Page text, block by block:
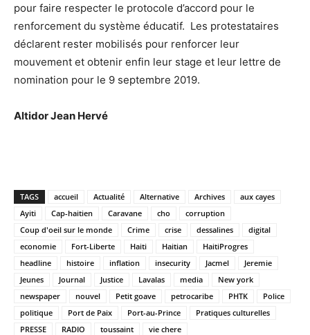
pour faire respecter le protocole d’accord pour le
renforcement du système éducatif. Les protestataires
déclarent rester mobilisés pour renforcer leur
mouvement et obtenir enfin leur stage et leur lettre de
nomination pour le 9 septembre 2019.
Altidor Jean Hervé
TAGS accueil Actualité Alternative Archives
aux cayes
Ayiti
Cap-haitien Caravane cho
corruption
Coup d'oeil sur le monde
Crime crise dessalines
digital
economie
Fort-Liberte Haiti Haitian
HaitiProgres
headline
histoire inflation insecurity Jacmel
Jeremie
Jeunes
Journal Justice Lavalas media
New york
newspaper
nouvel Petit goave petrocaribe PHTK
Police
politique
Port de Paix Port-au-Prince
Pratiques culturelles
PRESSE
RADIO toussaint vie chere